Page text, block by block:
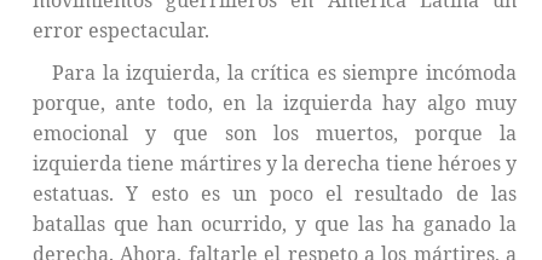
error espectacular.
Para la izquierda, la crítica es siempre incómoda
porque, ante todo, en la izquierda hay algo muy
emocional y que son los muertos, porque la
izquierda tiene mártires y la derecha tiene héroes y
estatuas. Y esto es un poco el resultado de las
batallas que han ocurrido, y que las ha ganado la
derecha. Ahora, faltarle el respeto a los mártires, a